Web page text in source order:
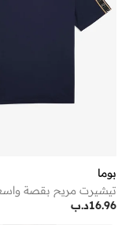
بوما
د.ب16.96